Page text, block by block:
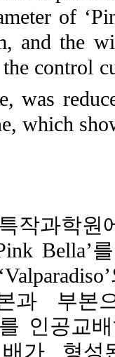
of
and the
control
was
which
작과학
Bella’
본과 부
인공교
가 형